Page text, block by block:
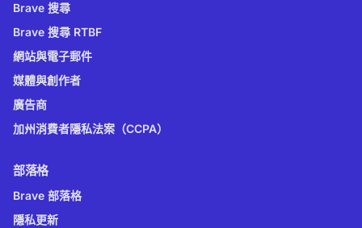
Brave 搜尋
Brave 搜尋 RTBF
網站與電子郵件
媒體與創作者
廣告商
加州消費者隱私法案（CCPA）
部落格
Brave 部落格
隱私更新